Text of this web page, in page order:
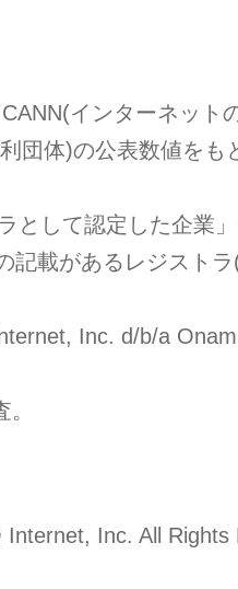
インターネット
団体)の公表数値をも
として認定した企業
記載があるレジスト
Inc. d/b/a
Internet, Inc. All Rights